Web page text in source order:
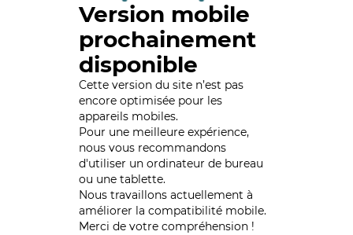
Version mobile
prochainement
disponible
Cette version du site n’est pas
encore optimisée pour les
appareils mobiles.
Pour une meilleure expérience,
nous vous recommandons
d'utiliser un ordinateur de bureau
ou une tablette.
Nous travaillons actuellement à
améliorer la compatibilité mobile.
Merci de votre compréhension !